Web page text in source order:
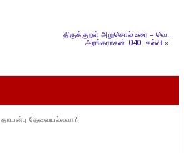
திருக்குறள் அறுசொல் உரை – வெ.
அரங்கராசன்: 040. கல்வி »
தேவையல்லவா?